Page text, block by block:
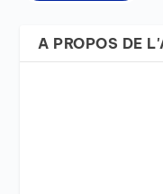
A PROPOS DE